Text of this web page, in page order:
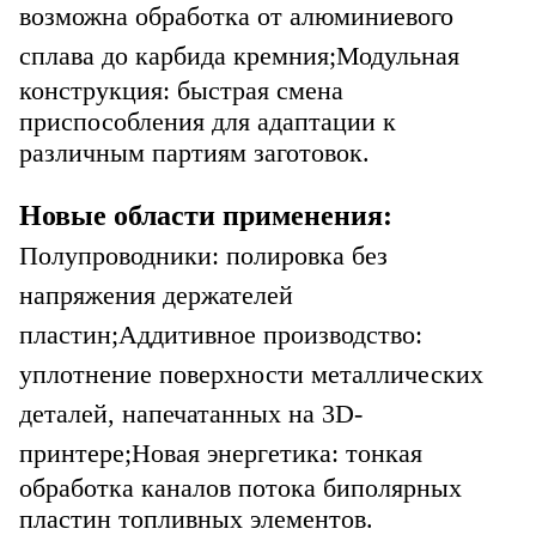
возможна обработка от алюминиевого
сплава до карбида кремния;Модульная
конструкция: быстрая смена
приспособления для адаптации к
различным партиям заготовок.
Новые области применения:
Полупроводники: полировка без
напряжения держателей
пластин;Аддитивное производство:
уплотнение поверхности металлических
деталей, напечатанных на 3D-
принтере;Новая энергетика: тонкая
обработка каналов потока биполярных
пластин топливных элементов.